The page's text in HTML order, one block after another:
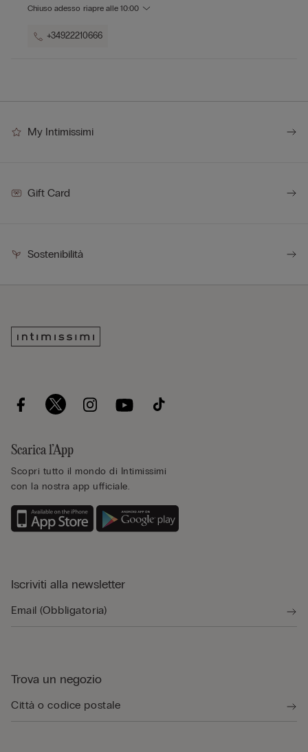
Chiuso adesso riapre alle 10:00
+34922210666
My Intimissimi
Gift Card
Sostenibilità
Scarica l’App
Scopri tutto il mondo di Intimissimi
con la nostra app ufficiale.
Iscriviti alla newsletter
Trova un negozio